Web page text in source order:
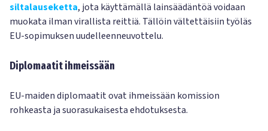
siltalauseketta, jota käyttämällä lainsäädäntöä voidaan
muokata ilman virallista reittiä. Tällöin vältettäisiin työläs
EU-sopimuksen uudelleenneuvottelu.
Diplomaatit ihmeissään
EU-maiden diplomaatit ovat ihmeissään komission
rohkeasta ja suorasukaisesta ehdotuksesta.